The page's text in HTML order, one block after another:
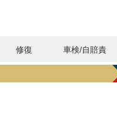
修復 車検/自賠責